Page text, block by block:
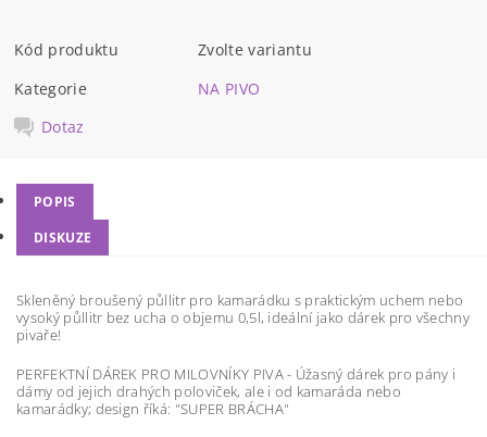
Kód produktu
Zvolte variantu
Kategorie
NA PIVO
Dotaz
POPIS
DISKUZE
Skleněný broušený půllitr pro kamarádku s praktickým uchem nebo
vysoký půllitr bez ucha o objemu 0,5l, ideální jako dárek pro všechny
pivaře!
PERFEKTNÍ DÁREK PRO MILOVNÍKY PIVA - Úžasný dárek pro pány i
dámy od jejich drahých poloviček, ale i od kamaráda nebo
kamarádky; design říká: "SUPER BRÁCHA"